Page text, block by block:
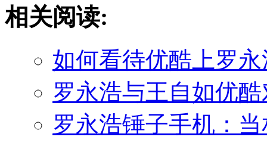
相关阅读:
如何看待优酷上罗
罗永浩与王自如优
罗永浩锤子手机：